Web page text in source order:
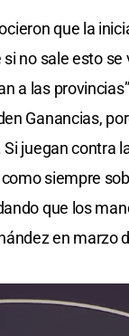
que la
no sale esto
a las
Ganancias,
juegan contra
siempre
que los
en marzo